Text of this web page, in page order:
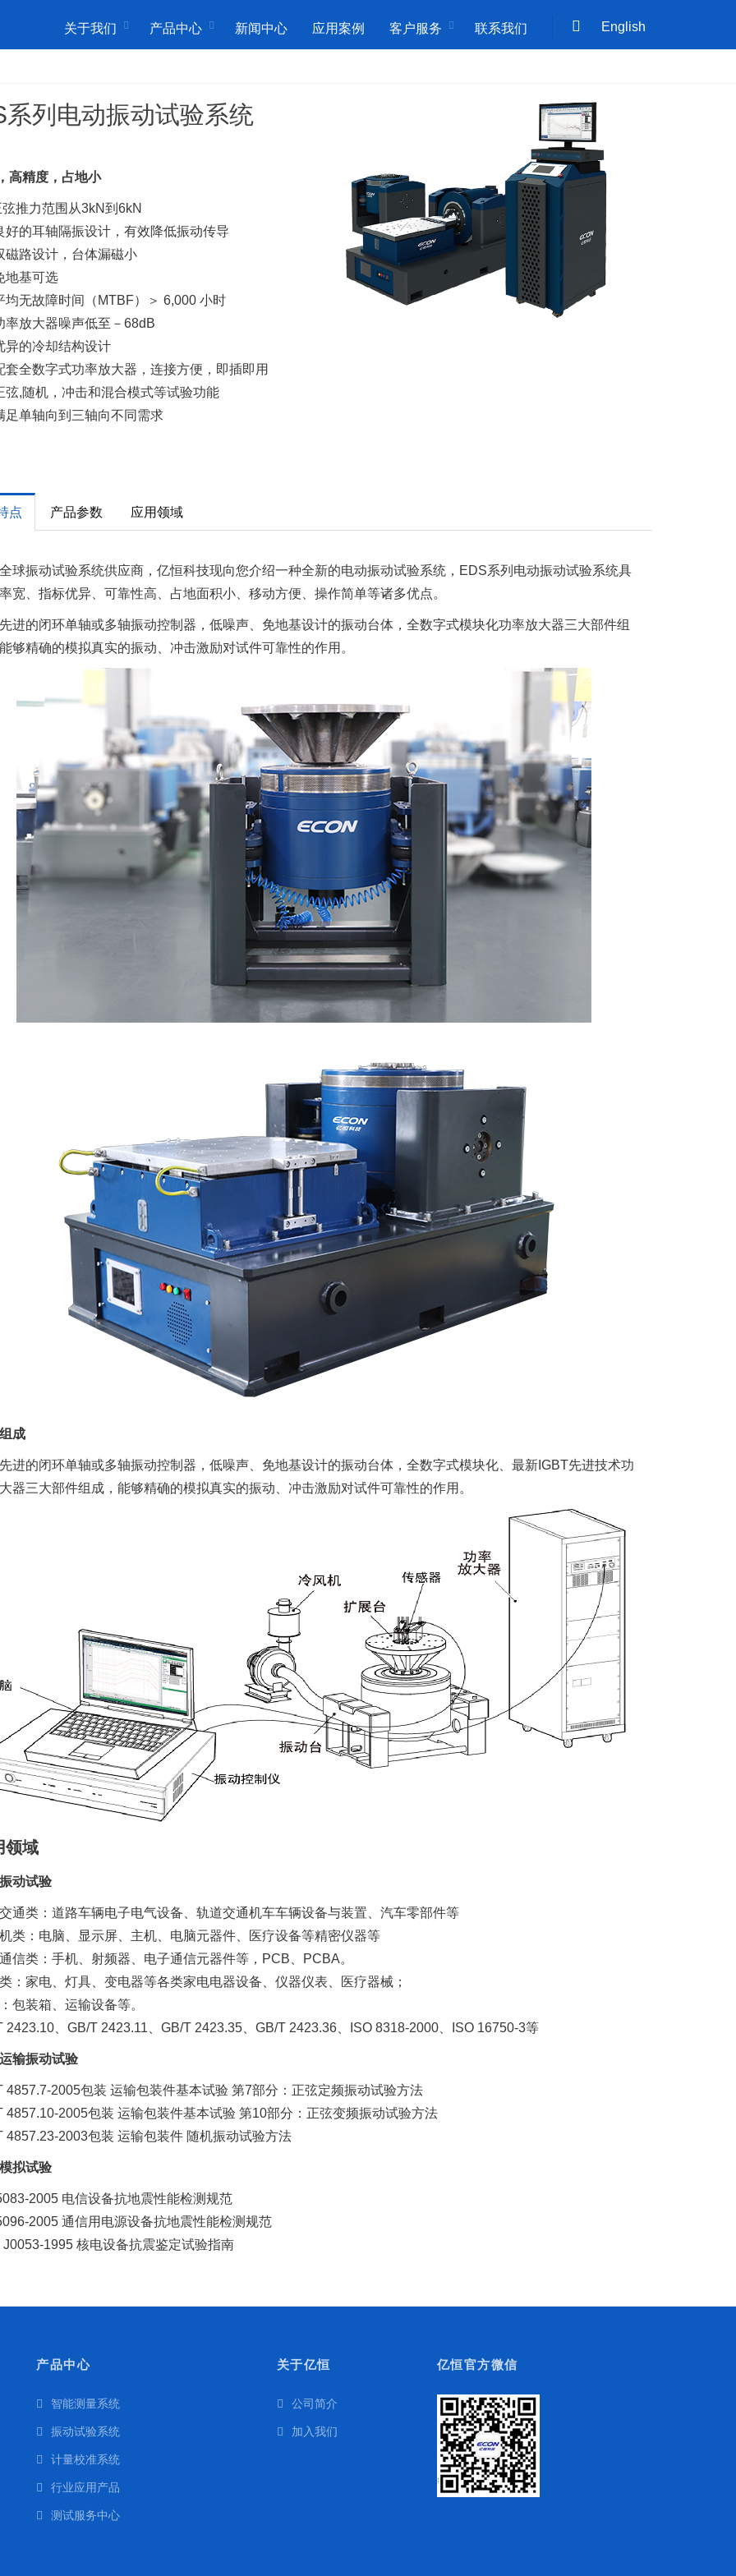
English
关于我们 产品中心 新闻中心 应用案例 客户服务 联系我们
系列电动振动试验系统
高精度，占地小
推力范围从3kN到6kN
的耳轴隔振设计，有效降低振动传导
磁路设计，台体漏磁小
地基可选
无故障时间（MTBF）＞ 6,000 小时
率放大器噪声低至－68dB
异的冷却结构设计
全数字式功率放大器，连接方便，即插即用
,随机，冲击和混合模式等试验功能
单轴向到三轴向不同需求
点 产品参数 应用领域
球振动试验系统供应商，亿恒科技现向您介绍一种全新的电动振动试验系统，EDS系列电动振动试验系统具
宽、指标优异、可靠性高、占地面积小、移动方便、操作简单等诸多优点。
进的闭环单轴或多轴振动控制器，低噪声、免地基设计的振动台体，全数字式模块化功率放大器三大部件组
够精确的模拟真实的振动、冲击激励对试件可靠性的作用。
成
进的闭环单轴或多轴振动控制器，低噪声、免地基设计的振动台体，全数字式模块化、最新IGBT先进技术功
器三大部件组成，能够精确的模拟真实的振动、冲击激励对试件可靠性的作用。
领域
动试验
通类：道路车辆电子电气设备、轨道交通机车车辆设备与装置、汽车零部件等
类：电脑、显示屏、主机、电脑元器件、医疗设备等精密仪器等
信类：手机、射频器、电子通信元器件等，PCB、PCBA。
：家电、灯具、变电器等各类家电电器设备、仪器仪表、医疗器械；
包装箱、运输设备等。
2423.10、GB/T 2423.11、GB/T 2423.35、GB/T 2423.36、ISO 8318-2000、ISO 16750-3等
输振动试验
4857.7-2005包装 运输包装件基本试验 第7部分：正弦定频振动试验方法
4857.10-2005包装 运输包装件基本试验 第10部分：正弦变频振动试验方法
4857.23-2003包装 运输包装件 随机振动试验方法
拟试验
2005 电信设备抗地震性能检测规范
2005 通信用电源设备抗地震性能检测规范
1995 核电设备抗震鉴定试验指南
产品中心
智能测量系统
振动试验系统
计量校准系统
行业应用产品
测试服务中心
关于亿恒
公司简介
加入我们
亿恒官方微信